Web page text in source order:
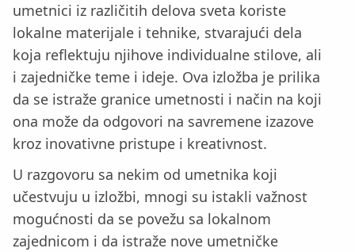
umetnici iz različitih delova sveta koriste
lokalne materijale i tehnike, stvarajući dela
koja reflektuju njihove individualne stilove, ali
i zajedničke teme i ideje. Ova izložba je prilika
da se istraže granice umetnosti i način na koji
ona može da odgovori na savremene izazove
kroz inovativne pristupe i kreativnost.
U razgovoru sa nekim od umetnika koji
učestvuju u izložbi, mnogi su istakli važnost
mogućnosti da se povežu sa lokalnom
zajednicom i da istraže nove umetničke